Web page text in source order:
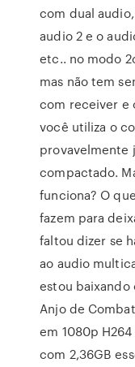
com dual
audio 2 e o
etc.. no modo
mas não tem
com receiver e
você utiliza o
provavelmente
compactado.
funciona? O
fazem para
faltou dizer se
ao audio
estou baixando
Anjo de
em 1080p
com 2,36GB